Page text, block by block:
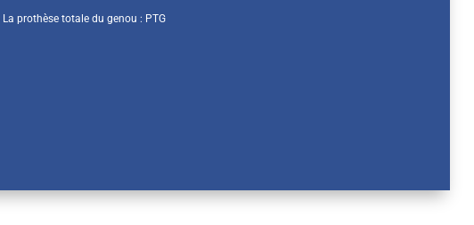
La prothèse totale du genou : PTG